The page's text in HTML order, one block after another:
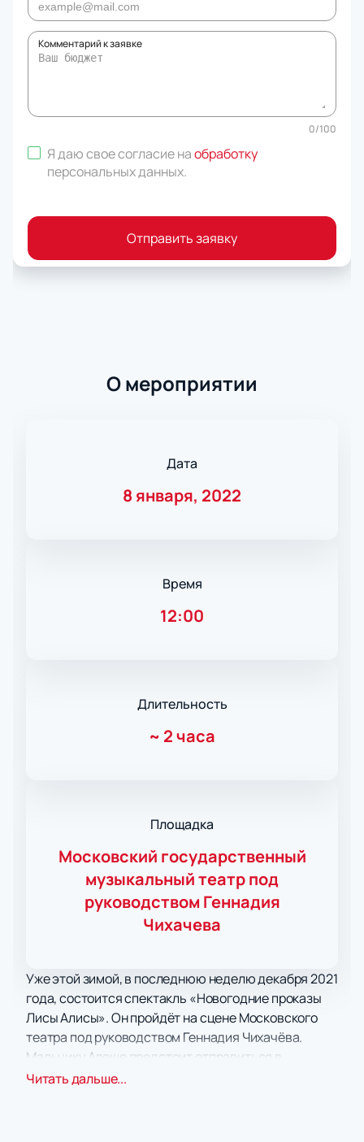
Комментарий к заявке
0/100
Я даю свое согласие наобработку
персональных данных.
Отправить заявку
О мероприятии
Дата
8 января, 2022
Время
12:00
Длительность
~ 2 часа
Площадка
Московский государственный
музыкальный театр под
руководством Геннадия
Чихачева
Уже этой зимой, в последнюю неделю декабря 2021
года, состоится спектакль «Новогодние проказы
Лисы Алисы». Он пройдёт на сцене Московского
театра под руководством Геннадия Чихачёва.
Мальчику Алеше предстоит отправиться в
невероятное путешествие, оказавшись в той самой
Читать дальше...